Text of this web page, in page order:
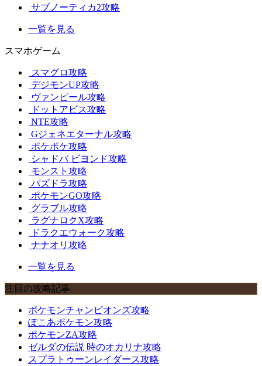
サブノーティカ2攻略
一覧を見る
スマホゲーム
スマグロ攻略
デジモンUP攻略
ヴァンピール攻略
ドットアビス攻略
NTE攻略
Gジェネエターナル攻略
ポケポケ攻略
シャドバ ビヨンド攻略
モンスト攻略
パズドラ攻略
ポケモンGO攻略
グラブル攻略
ラグナロクX攻略
ドラクエウォーク攻略
ナナオリ攻略
一覧を見る
注目の攻略記事
ポケモンチャンピオンズ攻略
ぽこあポケモン攻略
ポケモンZA攻略
ゼルダの伝説 時のオカリナ攻略
スプラトゥーンレイダース攻略